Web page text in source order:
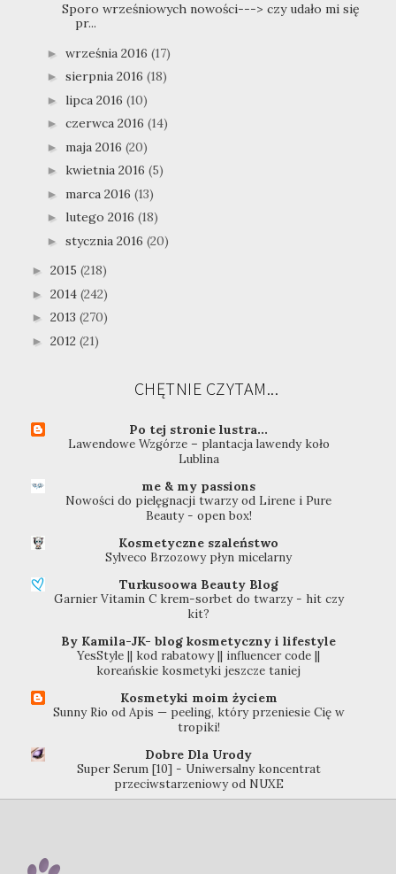
Sporo wrześniowych nowości---> czy udało mi się
pr...
► września 2016 (17)
► sierpnia 2016 (18)
► lipca 2016 (10)
► czerwca 2016 (14)
► maja 2016 (20)
► kwietnia 2016 (5)
► marca 2016 (13)
► lutego 2016 (18)
► stycznia 2016 (20)
► 2015 (218)
► 2014 (242)
► 2013 (270)
► 2012 (21)
CHĘTNIE CZYTAM...
Po tej stronie lustra...
Lawendowe Wzgórze – plantacja lawendy koło
Lublina
me & my passions
Nowości do pielęgnacji twarzy od Lirene i Pure
Beauty - open box!
Kosmetyczne szaleństwo
Sylveco Brzozowy płyn micelarny
Turkusoowa Beauty Blog
Garnier Vitamin C krem-sorbet do twarzy - hit czy
kit?
By Kamila-JK- blog kosmetyczny i lifestyle
YesStyle || kod rabatowy || influencer code ||
koreańskie kosmetyki jeszcze taniej
Kosmetyki moim życiem
Sunny Rio od Apis — peeling, który przeniesie Cię w
tropiki!
Dobre Dla Urody
Super Serum [10] - Uniwersalny koncentrat
przeciwstarzeniowy od NUXE